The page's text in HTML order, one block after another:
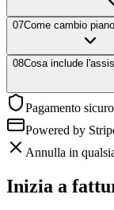
07Come cambio
08Cosa include
Pagamento
Powered by
Annulla in
Inizia a